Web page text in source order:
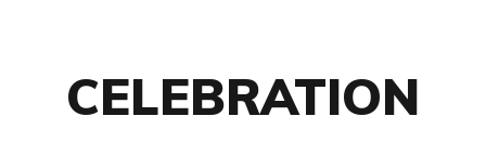
CELEBRATION